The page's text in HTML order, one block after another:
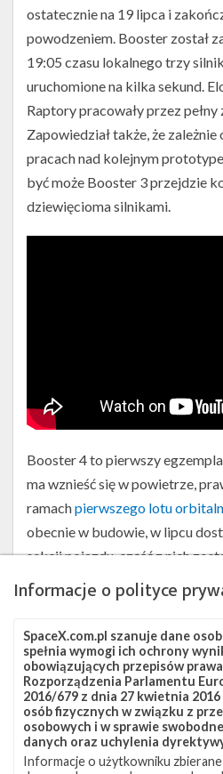
Test
statyczny
ostatecznie na 19 lipca i
powodzeniem. Booster został
19:05 czasu lokalnego trzy
uruchomione na kilka sekund.
Raptory pracowały przez pełny
Zapowiedział także, że
pracach nad kolejnym
być może Booster 3 przejdzie
dziewięcioma silnikami.
Booster 4 to pierwszy
ma wznieść się w powietrze,
ramachpierwszego lotu
obecnie w budowie, w lipcu
sekcji pojazdu, część z nich
zmontowana. Zauważono także
prototypem drugiego stopnia
(dawniej SN20), który też ma
orbitalnym.
Starbase Production
2021 pic.twitter.com/
— Brendan (@_brendan_lewis)
Informacje o polityce
SpaceX.com.pl szanuje dane
spełnia wymogi ich ochrony
obowiązujących przepisów
Rozporządzenia Parlamentu
2016/679 z dnia 27 kwietnia
osób fizycznych w związku z
osobowych i w sprawie
danych oraz uchylenia
Informacje o użytkowniku